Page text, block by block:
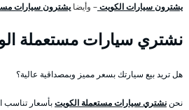
يشترون سيارات الكويت– وأيضا يشترون سيارات
نشتري سيارات مستعملة
هل تريد بيع سيارتك بسعر مميز وبمصداقية عالية؟
نحننشتري سيارات مستعملة الكويتبأسعار تناسب